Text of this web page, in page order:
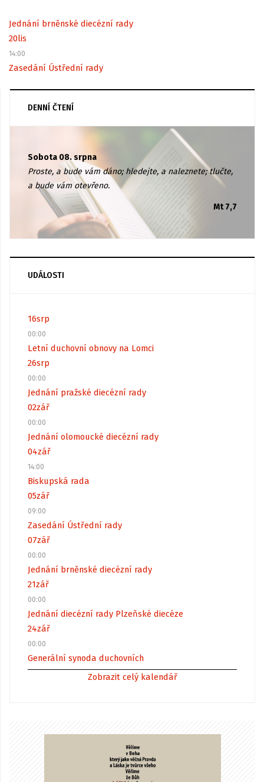
Jednání brněnské diecézní rady
20lis
14:00
Zasedání Ústřední rady
DENNÍ ČTENÍ
Sobota 08. srpna
Proste, a bude vám dáno; hledejte, a naleznete; tlučte,
a bude vám otevřeno.
Mt 7,7
UDÁLOSTI
16srp
00:00
Letní duchovní obnovy na Lomci
26srp
00:00
Jednání pražské diecézní rady
02zář
00:00
Jednání olomoucké diecézní rady
04zář
14:00
Biskupská rada
05zář
09:00
Zasedání Ústřední rady
07zář
00:00
Jednání brněnské diecézní rady
21zář
00:00
Jednání diecézní rady Plzeňské diecéze
24zář
00:00
Generální synoda duchovních
Zobrazit celý kalendář